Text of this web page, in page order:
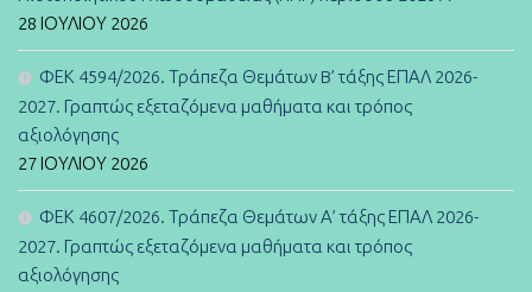
28 ΙΟΥΛΊΟΥ 2026
ΦΕΚ 4594/2026. Τράπεζα Θεμάτων B’ τάξης ΕΠΑΛ 2026-
2027. Γραπτώς εξεταζόμενα μαθήματα και τρόπος
αξιολόγησης
27 ΙΟΥΛΊΟΥ 2026
ΦΕΚ 4607/2026. Τράπεζα Θεμάτων Α’ τάξης ΕΠΑΛ 2026-
2027. Γραπτώς εξεταζόμενα μαθήματα και τρόπος
αξιολόγησης